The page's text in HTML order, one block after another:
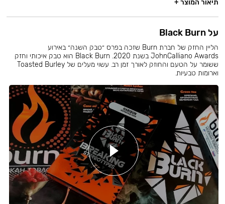
תיאור המוצר +
על Black Burn
הליין החזק של חברת Burn שזכה בפרס ״טבק השנה״ באירוע
JohnCalliano Awards בשנת 2020. Black Burn הוא טבק איכותי וחזק
ששומר על הטעם והחוזק לאורך זמן רב. עשוי מעלים של Toasted Burley
וארומות טבעיות.